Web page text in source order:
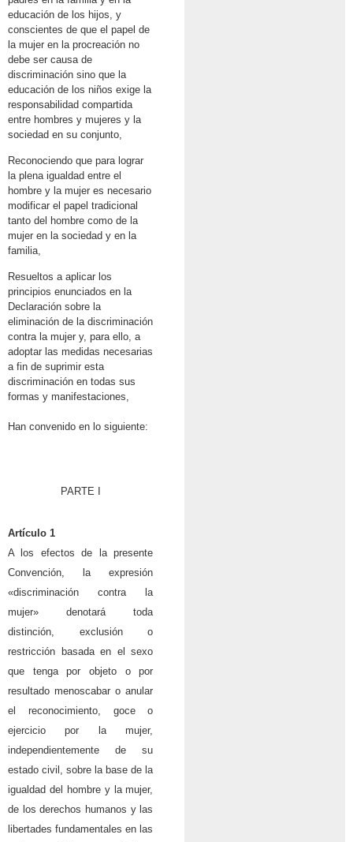
educación de los hijos, y
conscientes de que el papel de
la mujer en la procreación no
debe ser causa de
discriminación sino que la
educación de los niños exige la
responsabilidad compartida
entre hombres y mujeres y la
sociedad en su conjunto,
Reconociendo que para lograr
la plena igualdad entre el
hombre y la mujer es necesario
modificar el papel tradicional
tanto del hombre como de la
mujer en la sociedad y en la
familia,
Resueltos a aplicar los
principios enunciados en la
Declaración sobre la
eliminación de la discriminación
contra la mujer y, para ello, a
adoptar las medidas necesarias
a fin de suprimir esta
discriminación en todas sus
formas y manifestaciones,
Han convenido en lo siguiente:
PARTE I
Artículo 1
A los efectos de la presente
Convención, la expresión
«discriminación contra la
mujer» denotará toda
distinción, exclusión o
restricción basada en el sexo
que tenga por objeto o por
resultado menoscabar o anular
el reconocimiento, goce o
ejercicio por la mujer,
independientemente de su
estado civil, sobre la base de la
igualdad del hombre y la mujer,
de los derechos humanos y las
libertades fundamentales en las